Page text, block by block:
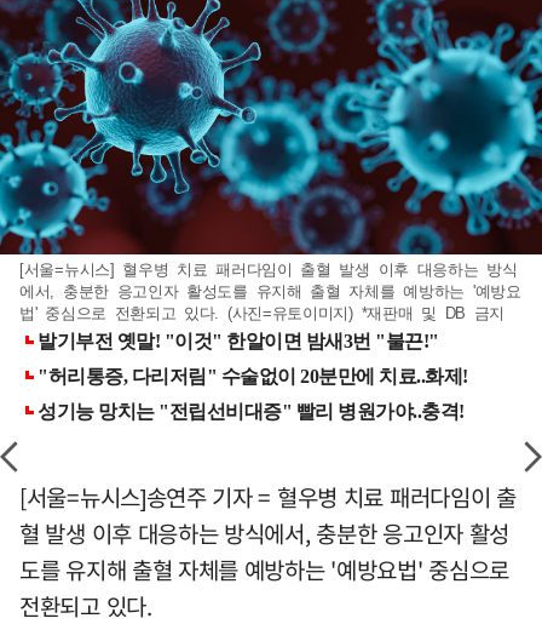
[서울=뉴시스] 혈우병 치료 패러다임이 출혈 발생 이후 대응하는 방식
에서, 충분한 응고인자 활성도를 유지해 출혈 자체를 예방하는 '예방요
법' 중심으로 전환되고 있다. (사진=유토이미지) *재판매 및 DB 금지
[서울=뉴시스]송연주 기자 = 혈우병 치료 패러다임이 출
혈 발생 이후 대응하는 방식에서, 충분한 응고인자 활성
도를 유지해 출혈 자체를 예방하는 '예방요법' 중심으로
전환되고 있다.